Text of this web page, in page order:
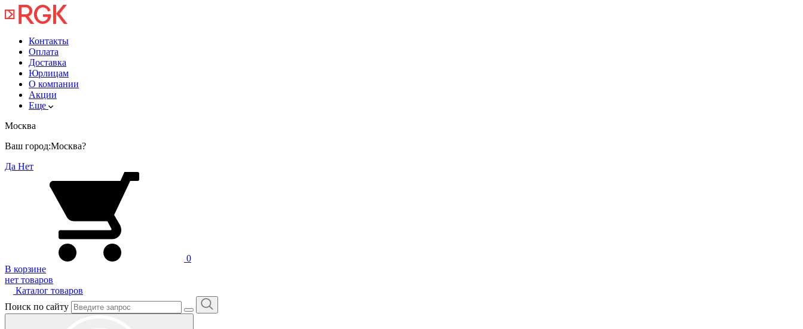
Контакты
Оплата
Доставка
Юрлицам
О компании
Акции
Еще
Москва
Ваш город:Москва?
Да Нет
0
В корзине
нет товаров
Каталог товаров
Поиск по сайту